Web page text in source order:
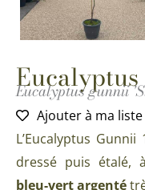
Eucalyptus gunnii
Ajouter à ma
L’Eucalyptus
dressé puis étalé, à
bleu-vert argenté